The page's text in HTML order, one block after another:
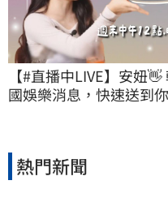
【#直播中LIVE】安妞
國娛樂消息，快速送到
熱門新聞